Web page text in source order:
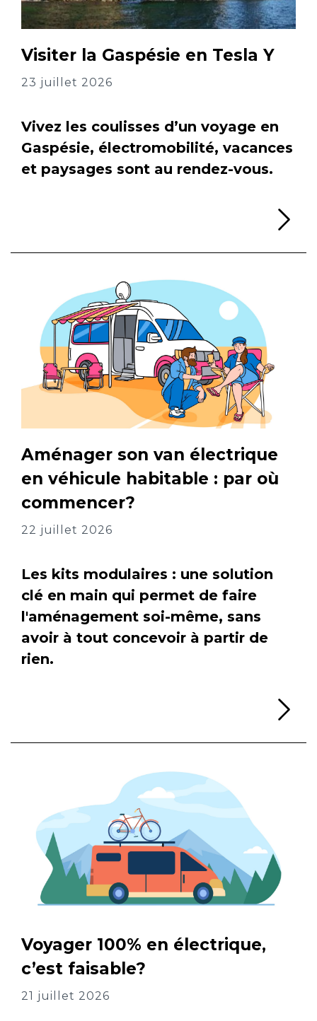
Visiter la Gaspésie en Tesla Y
23 juillet 2026
Vivez les coulisses d’un voyage en
Gaspésie, électromobilité, vacances
et paysages sont au rendez-vous.
Aménager son van électrique
en véhicule habitable : par où
commencer?
22 juillet 2026
Les kits modulaires : une solution
clé en main qui permet de faire
l'aménagement soi-même, sans
avoir à tout concevoir à partir de
rien.
Voyager 100% en électrique,
c’est faisable?
21 juillet 2026